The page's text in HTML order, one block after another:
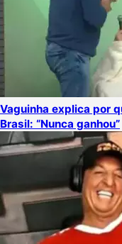
Vaguinha explica por
Brasil: “Nunca ganhou”